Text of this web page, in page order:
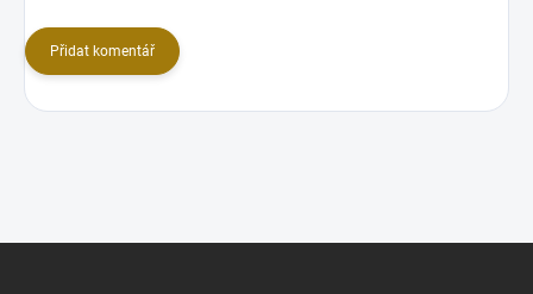
Přidat komentář